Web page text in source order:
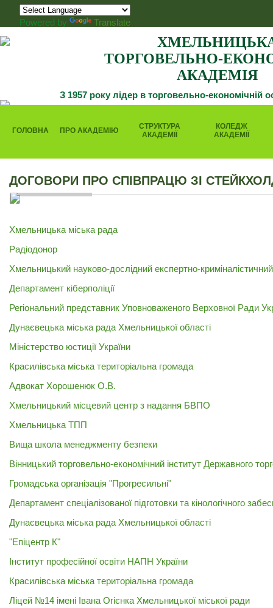
Powered by Translate
ТОРГОВЕЛЬНО-
АКАДЕМІЯ
З 1957 року лідер в торговельно-економічній
ГОЛОВНА ПРО АКАДЕМІЮ
СТРУКТУРА
АКАДЕМІЇ
КОЛЕДЖ
АКАДЕМІЇ
ДОГОВОРИ ПРО СПІВПРАЦЮ ЗІ
Хмельницька міська рада
Радіодонор
Хмельницький науково-дослідний експертно-
Департамент кіберполіції
Регіональний представник Уповноваженого Верховної Ради
Дунаєвецька міська рада Хмельницької області
Міністерство юстиції України
Красилівська міська територіальна громада
Адвокат Хорошенюк О.В.
Хмельницький місцевий центр з надання БВПО
Хмельницька ТПП
Вища школа менеджменту безпеки
Вінницький торговельно-економічний інститут Державного
Громадська організація "Прогресильні"
Департамент спеціалізованої підготовки та кінологічного
Дунаєвецька міська рада Хмельницької області
"Епіцентр К"
Інститут професійної освіти НАПН України
Красилівська міська територіальна громада
Ліцей №14 імені Івана Огієнка Хмельницької міської ради